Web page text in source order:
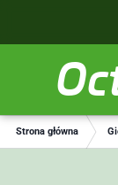
Strona główna